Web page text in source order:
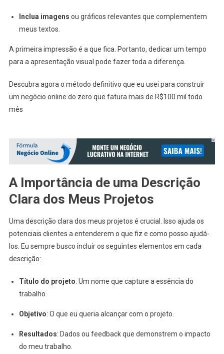
Inclua imagens ou gráficos relevantes que complementem
meus textos.
A primeira impressão é a que fica. Portanto, dedicar um tempo
para a apresentação visual pode fazer toda a diferença.
Descubra agora o método definitivo que eu usei para construir
um negócio online do zero que fatura mais de R$100 mil todo
mês
A Importância de uma Descrição
Clara dos Meus Projetos
Uma descrição clara dos meus projetos é crucial. Isso ajuda os
potenciais clientes a entenderem o que fiz e como posso ajudá-
los. Eu sempre busco incluir os seguintes elementos em cada
descrição:
Título do projeto: Um nome que capture a essência do
trabalho.
Objetivo: O que eu queria alcançar com o projeto.
Resultados: Dados ou feedback que demonstrem o impacto
do meu trabalho.